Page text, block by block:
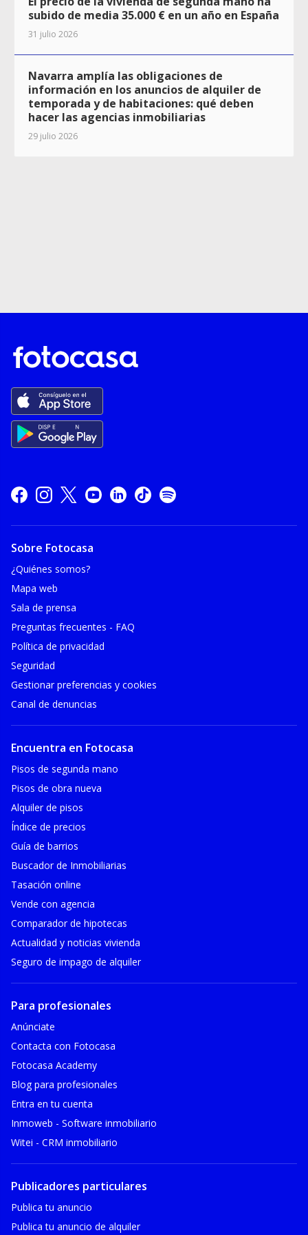
subido de media 35.000 € en un año en España
31 julio 2026
Navarra amplía las obligaciones de
información en los anuncios de alquiler de
temporada y de habitaciones: qué deben
hacer las agencias inmobiliarias
29 julio 2026
Sobre Fotocasa
¿Quiénes somos?
Mapa web
Sala de prensa
Preguntas frecuentes - FAQ
Política de privacidad
Seguridad
Gestionar preferencias y cookies
Canal de denuncias
Encuentra en Fotocasa
Pisos de segunda mano
Pisos de obra nueva
Alquiler de pisos
Índice de precios
Guía de barrios
Buscador de Inmobiliarias
Tasación online
Vende con agencia
Comparador de hipotecas
Actualidad y noticias vivienda
Seguro de impago de alquiler
Para profesionales
Anúnciate
Contacta con Fotocasa
Fotocasa Academy
Blog para profesionales
Entra en tu cuenta
Inmoweb - Software inmobiliario
Witei - CRM inmobiliario
Publicadores particulares
Publica tu anuncio
Publica tu anuncio de alquiler